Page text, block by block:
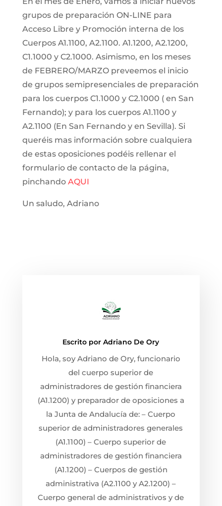
grupos de preparación ON-LINE para
Acceso Libre y Promoción interna de los
Cuerpos A1.1100, A2.1100. A1.1200, A2.1200,
C1.1000 y C2.1000. Asimismo, en los meses
de FEBRERO/MARZO preveemos el inicio
de grupos semipresenciales de preparación
para los cuerpos C1.1000 y C2.1000 ( en San
Fernando); y para los cuerpos A1.1100 y
A2.1100 (En San Fernando y en Sevilla). Si
queréis mas información sobre cualquiera
de estas oposiciones podéis rellenar el
formulario de contacto de la página,
pinchando AQUI
Un saludo, Adriano
Escrito porAdriano De Ory
Hola, soy Adriano de Ory, funcionario
del cuerpo superior de
administradores de gestión financiera
(A1.1200) y preparador de oposiciones a
la Junta de Andalucía de: – Cuerpo
superior de administradores generales
(A1.1100) – Cuerpo superior de
administradores de gestión financiera
(A1.1200) – Cuerpos de gestión
administrativa (A2.1100 y A2.1200) –
Cuerpo general de administrativos y de